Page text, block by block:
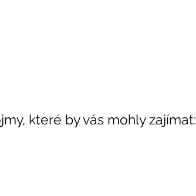
které by vás mohly zajímat: